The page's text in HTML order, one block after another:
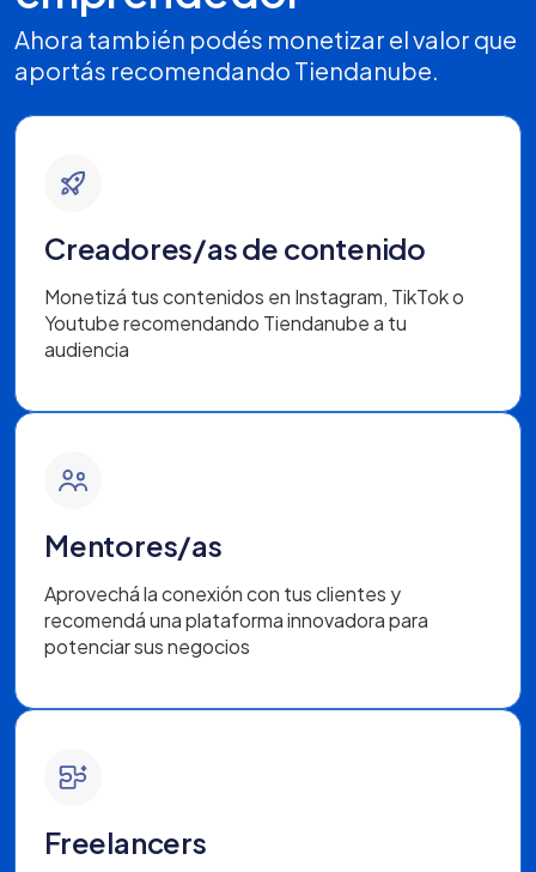
Ahora también podés monetizar el valor que
aportás recomendando Tiendanube.
Creadores/as de contenido
Monetizá tus contenidos en Instagram, TikTok o
Youtube recomendando Tiendanube a tu
audiencia
Mentores/as
Aprovechá la conexión con tus clientes y
recomendá una plataforma innovadora para
potenciar sus negocios
Freelancers